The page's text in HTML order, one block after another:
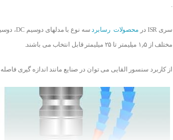
.
سری ISR در محصولات رسابرد
مختلف از ۱٫۵ میلیمتر تا ۲۵ میلیمتر قابل انتخاب می باشند.
از کاربرد سنسور القایی می توان در صنایع مانند اندازه گیری